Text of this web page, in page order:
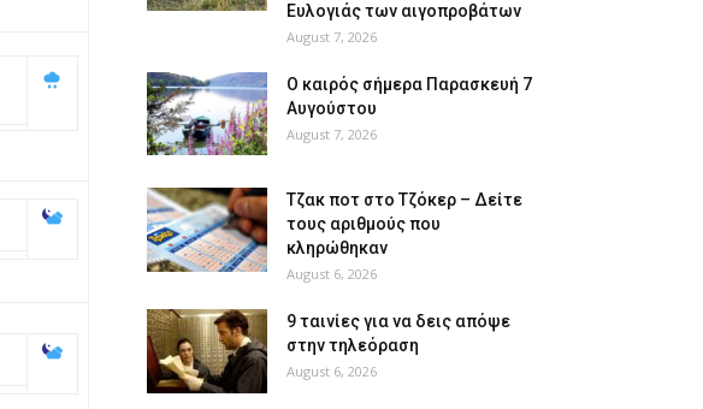
Ευλογιάς των αιγοπροβάτων
August 7, 2026
Ο καιρός σήμερα Παρασκευή 7
Αυγούστου
August 7, 2026
Tζακ ποτ στο Τζόκερ – Δείτε
τους αριθμούς που
κληρώθηκαν
August 6, 2026
9 ταινίες για να δεις απόψε
στην τηλεόραση
August 6, 2026